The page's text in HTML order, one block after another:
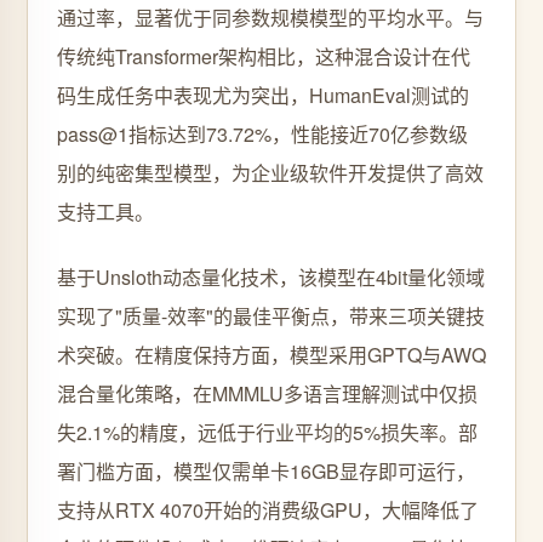
通过率，显著优于同参数规模模型的平均水平。与
传统纯Transformer架构相比，这种混合设计在代
码生成任务中表现尤为突出，HumanEval测试的
pass@1指标达到73.72%，性能接近70亿参数级
别的纯密集型模型，为企业级软件开发提供了高效
支持工具。
基于Unsloth动态量化技术，该模型在4bit量化领域
实现了"质量-效率"的最佳平衡点，带来三项关键技
术突破。在精度保持方面，模型采用GPTQ与AWQ
混合量化策略，在MMMLU多语言理解测试中仅损
失2.1%的精度，远低于行业平均的5%损失率。部
署门槛方面，模型仅需单卡16GB显存即可运行，
支持从RTX 4070开始的消费级GPU，大幅降低了